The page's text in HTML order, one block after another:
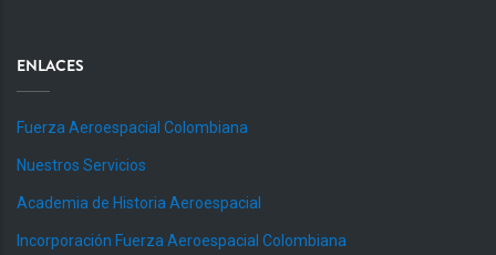
ENLACES
Fuerza Aeroespacial Colombiana
Nuestros Servicios
Academia de Historia Aeroespacial
Incorporación Fuerza Aeroespacial Colombiana